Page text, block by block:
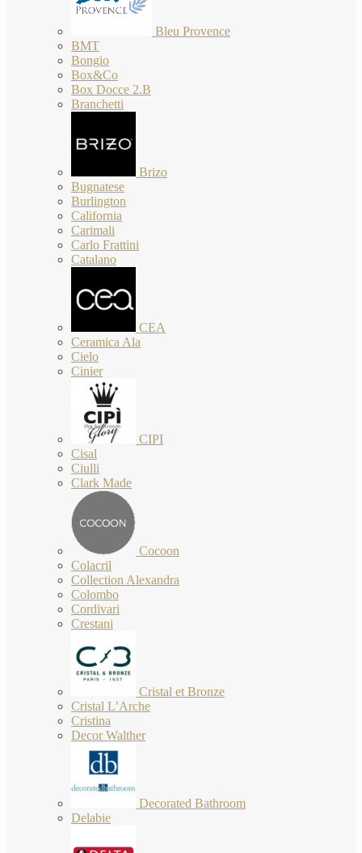
Bleu Provence
BMT
Bongio
Box&Co
Box Docce 2.B
Branchetti
Brizo
Bugnatese
Burlington
California
Carimali
Carlo Frattini
Catalano
CEA
Ceramica Ala
Cielo
Cinier
CIPI
Cisal
Ciulli
Clark Made
Cocoon
Colacril
Collection Alexandra
Colombo
Cordivari
Crestani
Cristal et Bronze
Cristal L’Arche
Cristina
Decor Walther
Decorated Bathroom
Delabie